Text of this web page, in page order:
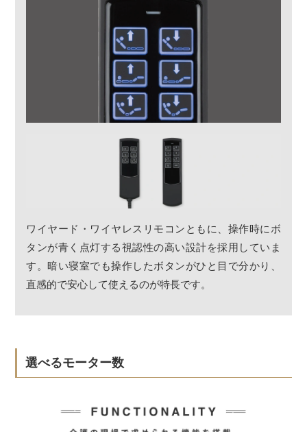
ワイヤード・ワイヤレスリモコンともに、操作時にボ
タンが青く点灯する視認性の高い設計を採用していま
す。暗い寝室でも操作したボタンがひと目で分かり、
直感的で安心して使えるのが特長です。
選べるモーター数